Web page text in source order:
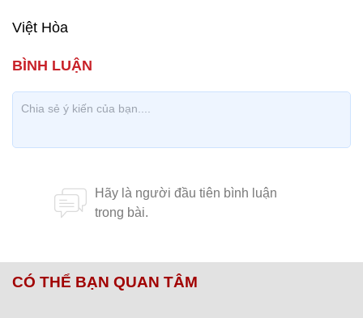
Việt Hòa
CÓ THỂ BẠN QUAN TÂM